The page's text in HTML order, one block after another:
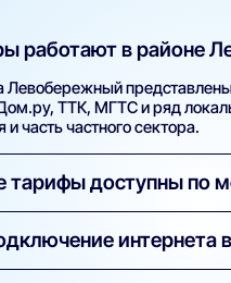
работают в районе
Левобережный
ТТК, МГТС и ряд
часть частного сектора.
тарифы доступны по
и тарифов с
интернета